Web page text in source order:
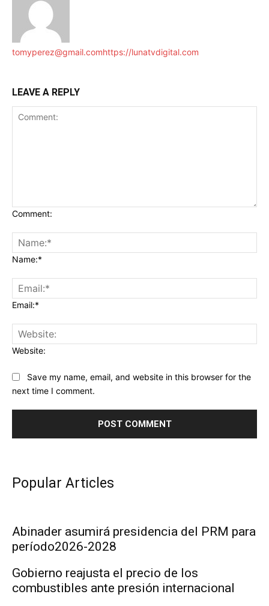
tomyperez@gmail.comhttps://lunatvdigital.com
LEAVE A REPLY
Comment:
Name:*
Email:*
Website:
Save my name, email, and website in this browser for the
next time I comment.
Popular Articles
Abinader asumirá presidencia del PRM para
período2026-2028
Gobierno reajusta el precio de los
combustibles ante presión internacional